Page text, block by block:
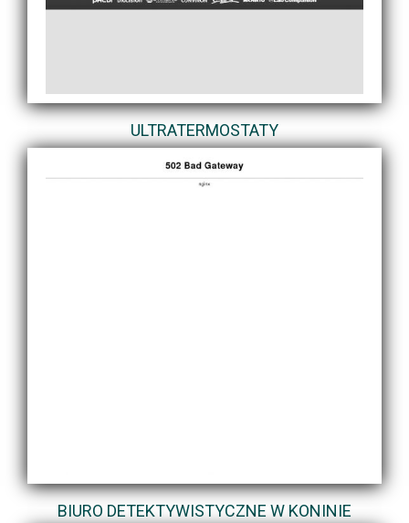
ULTRATERMOSTATY
BIURO DETEKTYWISTYCZNE W KONINIE